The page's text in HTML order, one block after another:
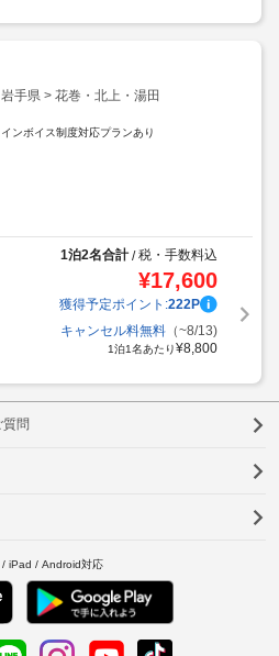
岩手県 > 花巻・北上・湯田
インボイス制度対応プランあり
1泊2名合計/税・手数料込
¥17,600
獲得予定ポイント:222P
キャンセル料無料（~8/13)
1泊1名あたり¥8,800